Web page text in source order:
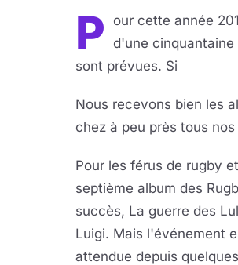
P
our cette année
d'une
sont prévues. Si
Nous recevons bien les
chez à peu près tous
Pour les férus de rugby
septième album des
succès, La guerre des
Luigi. Mais l'événement
attendue depuis